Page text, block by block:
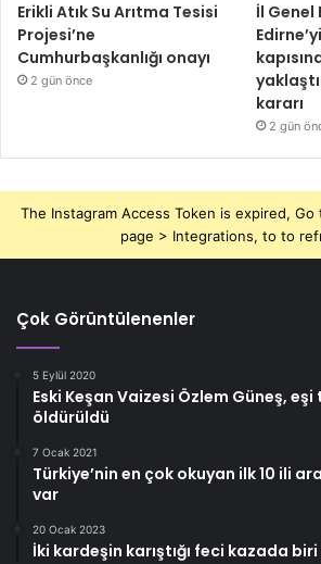
Erikli Atık Su Arıtma Tesisi
Projesi’ne
Cumhurbaşkanlığı onayı
2 gün önce
İl Genel
kararı
2 gün
The Instagram Access Token is expired,
page > Integrations, to to
Çok Görüntülenenler
5 Eylül 2020
Eski Keşan Vaizesi Özlem Güneş,
öldürüldü
7 Ocak 2021
Türkiye’nin en çok okuyan ilk 10 ili
var
20 Ocak 2023
İki kardeşin karıştığı feci kazada